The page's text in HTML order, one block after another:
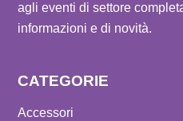
agli eventi di settore
informazioni e di novità.
CATEGORIE
Accessori